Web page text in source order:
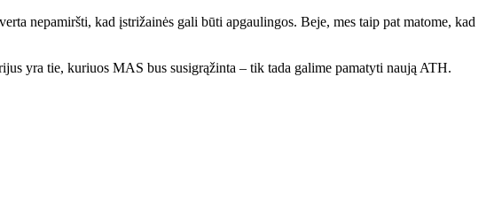
nepamiršti, kad įstrižainės gali būti apgaulingos. Beje, mes taip pat matome, kad
yra tie, kuriuos MAS bus susigrąžinta – tik tada galime pamatyti naują ATH.